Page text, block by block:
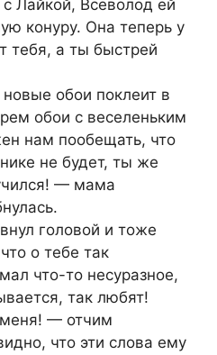
Лайкой, Всеволод ей
конуру. Она теперь у
тебя, а ты быстрей
обои поклеит в
обои с веселеньким
нам пообещать, что
не будет, ты же
— мама
головой и тоже
о тебе так
что-то несуразное,
так любят!
— отчим
что эти слова ему